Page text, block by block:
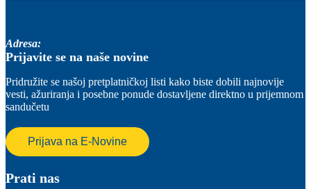
Adresa:
Prijavite se na naše novine
Pridružite se našoj pretplatničkoj listi kako biste dobili najnovije
vesti, ažuriranja i posebne ponude dostavljene direktno u prijemnom
sandučetu
Prijava na E-Novine
Prati nas